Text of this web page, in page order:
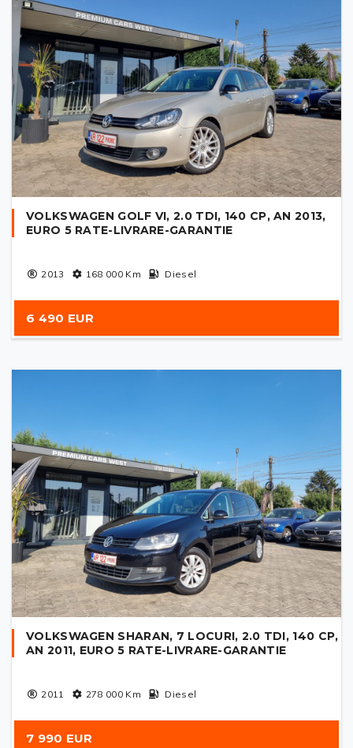
VOLKSWAGEN GOLF VI, 2.0 TDI, 140 CP, AN 2013,
EURO 5 RATE-LIVRARE-GARANTIE
2013 168 000Km Diesel
6 490 EUR
VOLKSWAGEN SHARAN, 7 LOCURI, 2.0 TDI, 140 CP,
AN 2011, EURO 5 RATE-LIVRARE-GARANTIE
2011 278 000Km Diesel
7 990 EUR